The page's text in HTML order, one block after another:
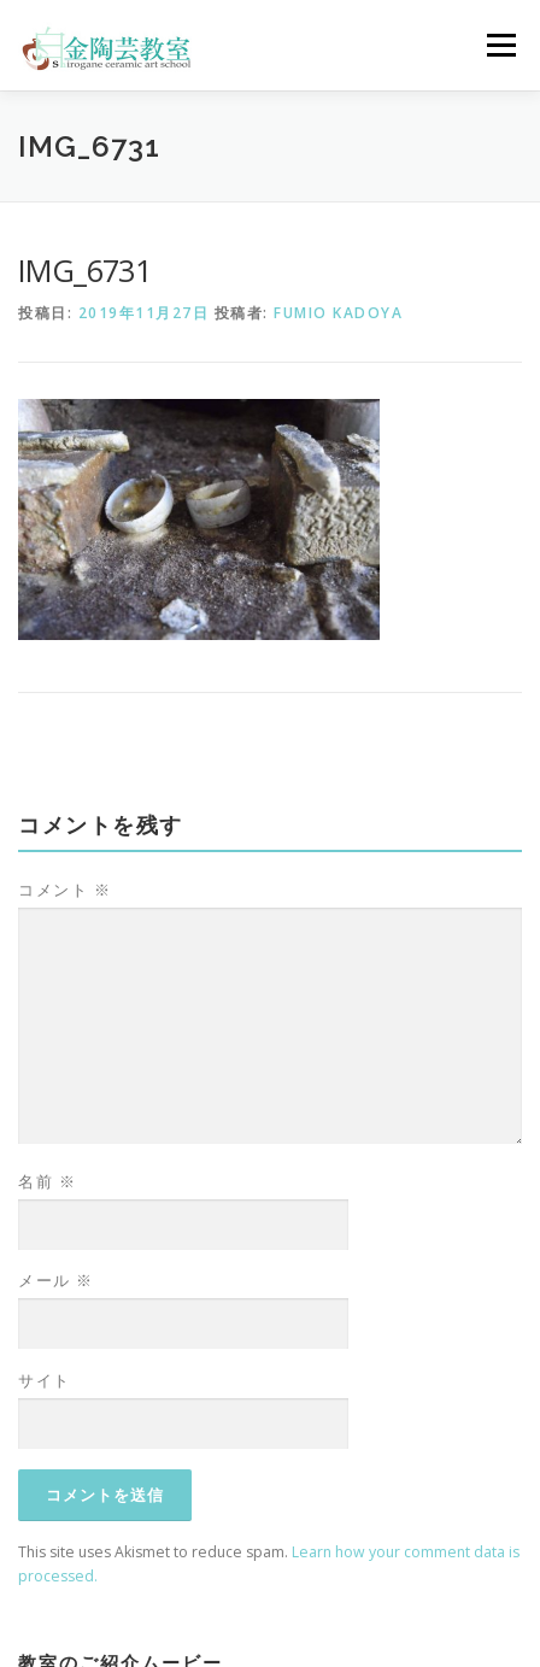
メニュー
陶芸体験コース
ENGLISH
IMG_6731
IMG_6731
投稿日: 2019年11月27日 投稿者: FUMIO KADOYA
コメントを残す
コメント ※
名前 ※
メール ※
サイト
This site uses Akismet to reduce spam. Learn how your comment data is
processed.